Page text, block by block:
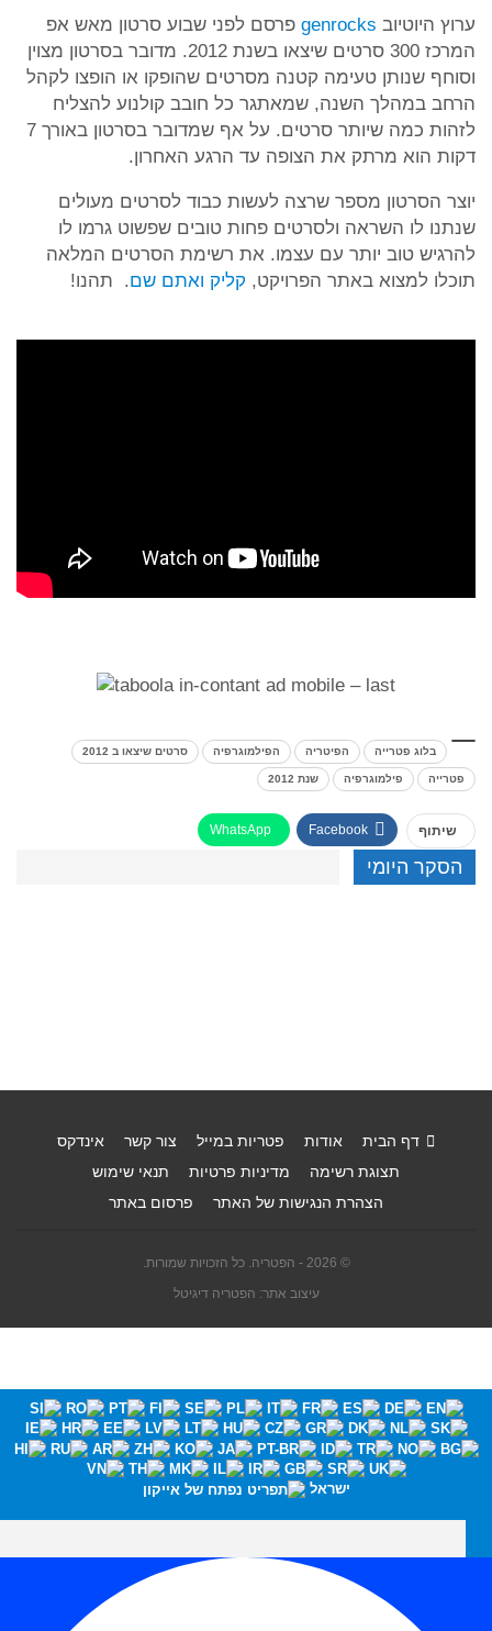
ערוץ היוטיוב genrocks פרסם לפני שבוע סרטון מאש אפ
המרכז 300 סרטים שיצאו בשנת 2012. מדובר בסרטון מצוין
וסוחף שנותן טעימה קטנה מסרטים שהופקו או הופצו לקהל
הרחב במהלך השנה, שמאתגר כל חובב קולנוע להצליח
לזהות כמה שיותר סרטים. על אף שמדובר בסרטון באורך 7
דקות הוא מרתק את הצופה עד הרגע האחרון.
יוצר הסרטון מספר שרצה לעשות כבוד לסרטים מעולים
שנתנו לו השראה ולסרטים פחות טובים שפשוט גרמו לו
להרגיש טוב יותר עם עצמו. את רשימת הסרטים המלאה
תוכלו למצוא באתר הפרויקט, קליק ואתם שם. תהנו!
בלוג פטרייה הפיטריה הפילמוגרפיה סרטים שיצאו ב 2012
פטרייה פילמוגרפיה שנת 2012
שיתוף Facebook
WhatsApp
הסקר היומי
דף הבית אודות פטריות במייל צור קשר
אינדקס
תצוגת רשימה
מדיניות פרטיות
תנאי שימוש
הצהרת הנגישות של האתר
פרסום באתר
© 2026 - הפטריה. כל הזכויות שמורות.
עיצוב אתר: הפטריה דיגיטל
ישראל